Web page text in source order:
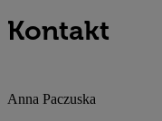
Kontakt
Anna Paczuska